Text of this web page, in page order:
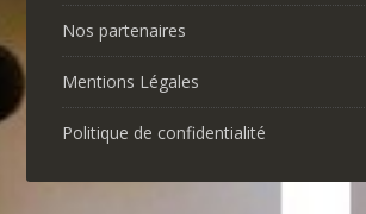
Nos partenaires
Mentions Légales
Politique de confidentialité